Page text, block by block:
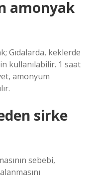
amonyak
Gıdalarda, keklerde
kullanılabilir. 1 saat
amonyum
sirke
sebebi,